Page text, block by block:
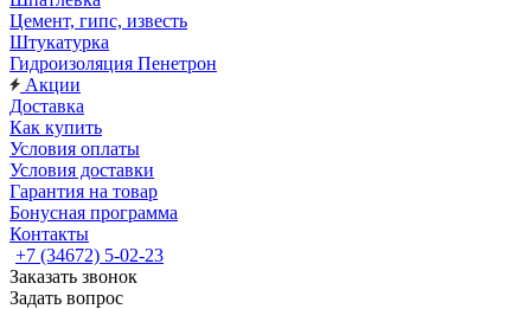
Цемент, гипс, известь
Штукатурка
Гидроизоляция Пенетрон
Акции
Доставка
Как купить
Условия оплаты
Условия доставки
Гарантия на товар
Бонусная программа
Контакты
+7 (34672) 5-02-23
Заказать звонок
Задать вопрос